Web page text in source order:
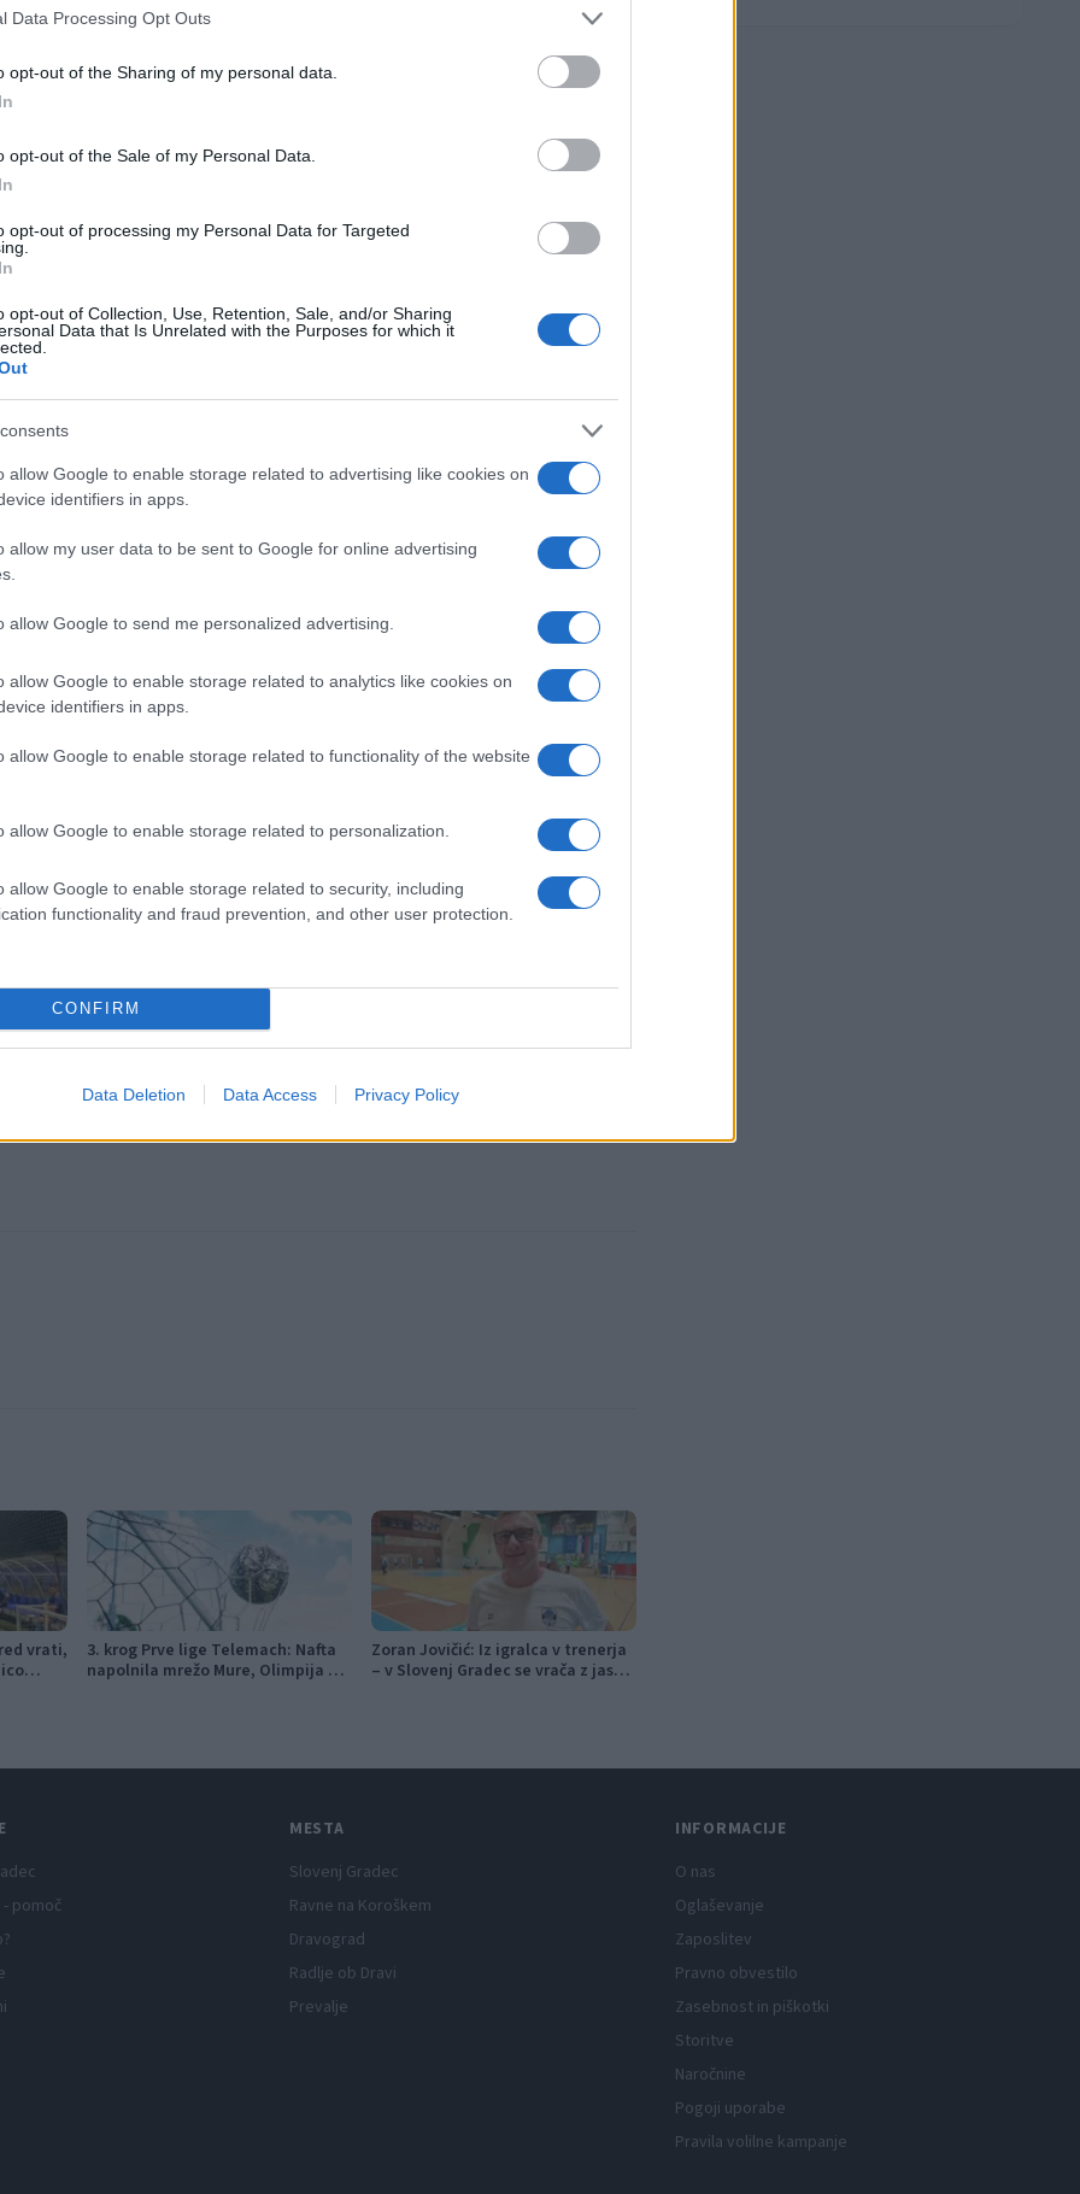
Data Processing Opt Outs
opt-out of the Sharing of my personal data.
opt-out of the Sale of my Personal Data.
opt-out of processing my Personal Data for Targeted
opt-out of Collection, Use, Retention, Sale, and/or Sharing
Data that Is Unrelated with the Purposes for which it
allow Google to enable storage related to advertising like cookies on
identifiers in apps.
allow my user data to be sent to Google for online advertising
allow Google to send me personalized advertising.
allow Google to enable storage related to analytics like cookies on
identifiers in apps.
allow Google to enable storage related to functionality of the website
allow Google to enable storage related to personalization.
allow Google to enable storage related to security, including
functionality and fraud prevention, and other user protection.
CONFIRM
Data Deletion Data Access Privacy Policy
Foto: Srdjan Zivulovic/Bobo
znova tekel krepko pod 50 sekundami (49,55), v tej disciplini
Agata Zupin (Velenje, 57,13).
na prostem po porodu znova naslov prvakinje osvojila Maja
na isti razdalji najbolj približal meji 21 sekund (21,01).
že prva na 1500 m, je v teku na 800 m z 2:03,05 osvojila
Smonkar (Velenje, 2:03,44).
na 1500 m, drugi naslov pa je naslednji dan izgubil na dva
(Kladivar, 1:47,47).
v daljino za centimeter ugnala favorizirano Nejo Filipič
6,21 m). Jan Luxa (Mass) je bil najboljši v troskoku (15,83
kazensko odgovoren za javno spodbujanje sovraštva, nasilja ali nestrpnosti.
vsebinami bodo odstranjeni. Pravila komentiranja →
vrati,
3. krog Prve lige Telemach: Nafta
napolnila mrežo Mure, Olimpija v
Zoran Jovičić: Iz igralca v trenerja
– v Slovenj Gradec se vrača z jasno
pomoč
MESTA
Slovenj Gradec
Ravne na Koroškem
Dravograd
Radlje ob Dravi
Prevalje
INFORMACIJE
O nas
Oglaševanje
Zaposlitev
Pravno obvestilo
Zasebnost in piškotki
Storitve
Naročnine
Pogoji uporabe
Pravila volilne kampanje